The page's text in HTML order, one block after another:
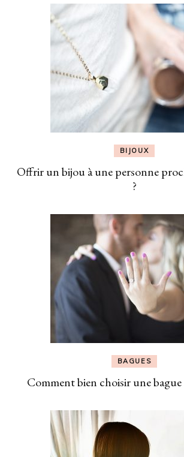
BIJOUX
Offrir un bijou à une personne
?
BAGUES
Comment bien choisir une bague